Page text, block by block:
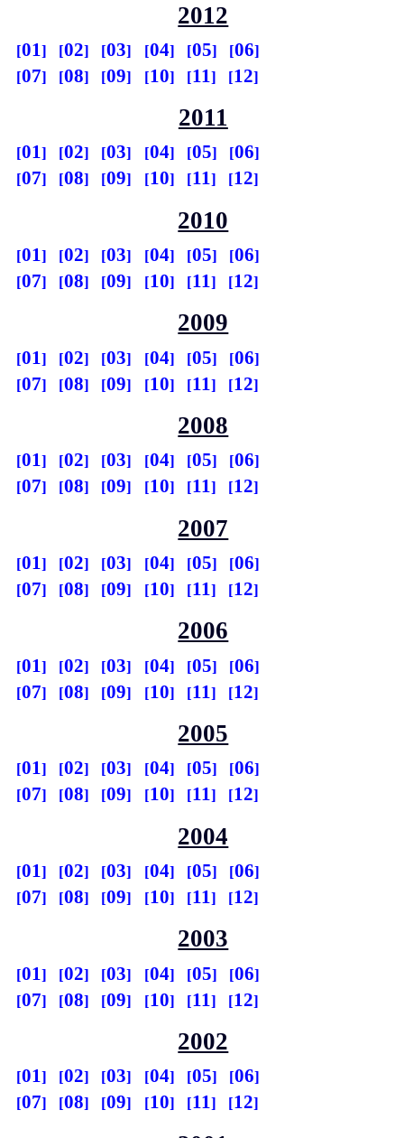
2012
01 02 03 04 05
06
07
08 09 10 11 12
2011
01 02 03 04 05
06
07
08 09 10 11 12
2010
01 02 03 04 05
06
07
08 09 10 11 12
2009
01 02 03 04 05
06
07
08 09 10 11 12
2008
01 02 03 04 05
06
07
08 09 10 11 12
2007
01 02 03 04 05
06
07
08 09 10 11 12
2006
01 02 03 04 05
06
07
08 09 10 11 12
2005
01 02 03 04 05
06
07
08 09 10 11 12
2004
01 02 03 04 05
06
07
08 09 10 11 12
2003
01 02 03 04 05
06
07
08 09 10 11 12
2002
01 02 03 04 05
06
07
08 09 10 11 12